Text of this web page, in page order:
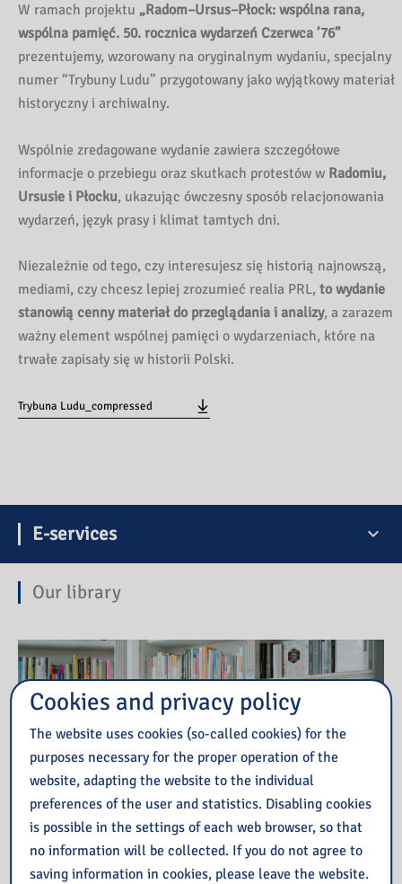
W ramach projektu „Radom–Ursus–Płock: wspólna rana,
wspólna pamięć. 50. rocznica wydarzeń Czerwca ’76”
prezentujemy, wzorowany na oryginalnym wydaniu, specjalny
numer “Trybuny Ludu” przygotowany jako wyjątkowy materiał
historyczny i archiwalny.
Wspólnie zredagowane wydanie zawiera szczegółowe
informacje o przebiegu oraz skutkach protestów w Radomiu,
Ursusie i Płocku, ukazując ówczesny sposób relacjonowania
wydarzeń, język prasy i klimat tamtych dni.
Niezależnie od tego, czy interesujesz się historią najnowszą,
mediami, czy chcesz lepiej zrozumieć realia PRL, to wydanie
stanowią cenny materiał do przeglądania i analizy, a zarazem
ważny element wspólnej pamięci o wydarzeniach, które na
trwałe zapisały się w historii Polski.
Trybuna Ludu_compressed
E-services
Our library
Cookies and privacy policy
The website uses cookies (so-called cookies) for the
purposes necessary for the proper operation of the
website, adapting the website to the individual
preferences of the user and statistics. Disabling cookies
is possible in the settings of each web browser, so that
no information will be collected. If you do not agree to
saving information in cookies, please leave the website.